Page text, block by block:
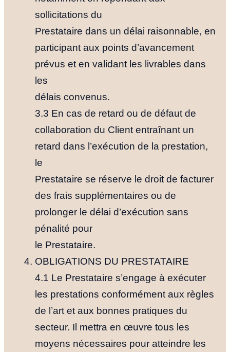
sollicitations du
Prestataire dans un délai raisonnable, en
participant aux points d’avancement
prévus et en validant les livrables dans
les
délais convenus.
3.3 En cas de retard ou de défaut de
collaboration du Client entraînant un
retard dans l’exécution de la prestation,
le
Prestataire se réserve le droit de facturer
des frais supplémentaires ou de
prolonger le délai d’exécution sans
pénalité pour
le Prestataire.
OBLIGATIONS DU PRESTATAIRE
4.1 Le Prestataire s’engage à exécuter
les prestations conformément aux règles
de l’art et aux bonnes pratiques du
secteur. Il mettra en œuvre tous les
moyens nécessaires pour atteindre les